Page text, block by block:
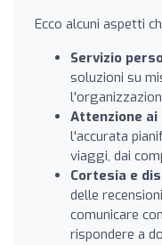
Ecco alcuni aspetti
Servizio
soluzioni su
Attenzione
l'accurata
viaggi, dai
Cortesia e
delle
comunicare
rispondere a